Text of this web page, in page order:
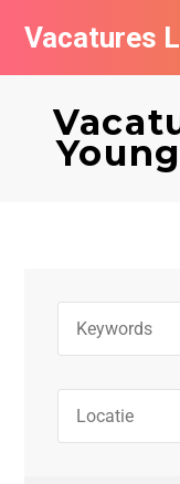
Vacatures
Vacatures per
De populairste